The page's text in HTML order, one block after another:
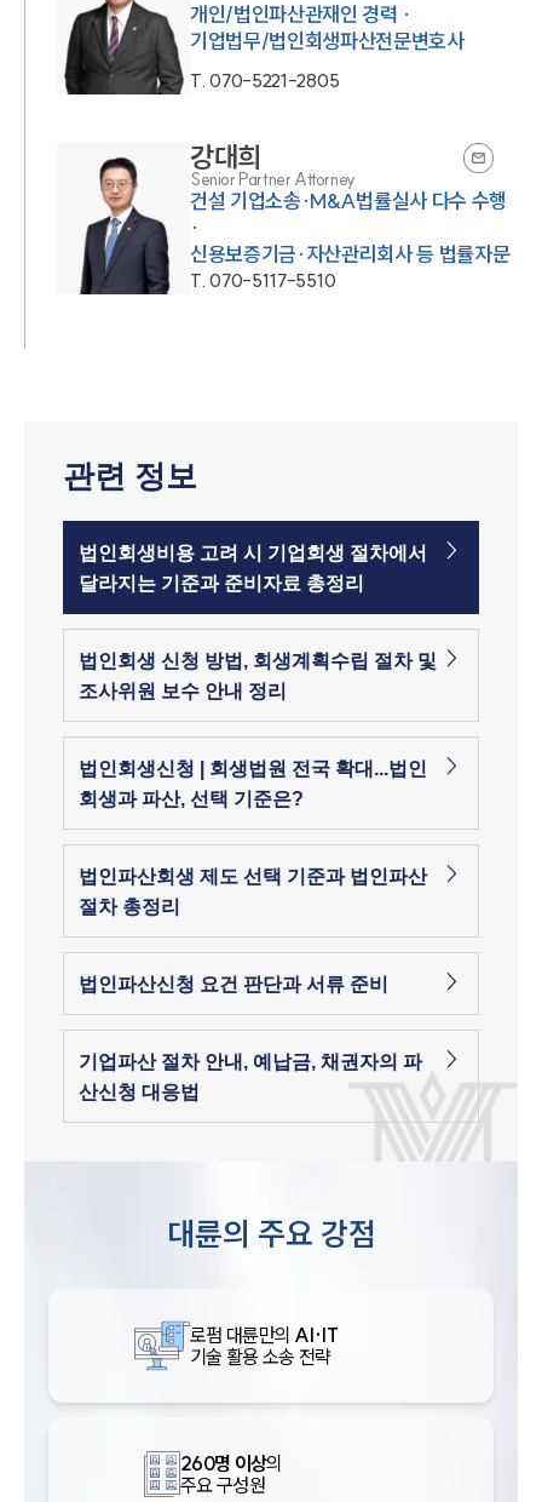
개인/법인파산관재인 경력 ·
기업법무/법인회생파산전문변호사
T.070-5221-2805
강대희
Senior Partner Attorney
건설 기업소송·M&A법률실사 다수 수행
·
신용보증기금·자산관리회사 등 법률자문
T.070-5117-5510
관련 정보
법인회생비용 고려 시 기업회생 절차에서
달라지는 기준과 준비자료 총정리
법인회생 신청 방법, 회생계획수립 절차 및
조사위원 보수 안내 정리
법인회생신청 | 회생법원 전국 확대...법인
회생과 파산, 선택 기준은?
법인파산회생 제도 선택 기준과 법인파산
절차 총정리
법인파산신청 요건 판단과 서류 준비
기업파산 절차 안내, 예납금, 채권자의 파
산신청 대응법
대륜의 주요 강점
로펌 대륜만의 AI·IT
기술 활용 소송 전략
260명 이상의
주요 구성원